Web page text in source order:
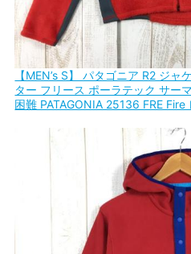
【MEN’s S】 パタゴニア R2 ジ
ター フリース ポーラテック サー
困難 PATAGONIA 25136 FRE Fire